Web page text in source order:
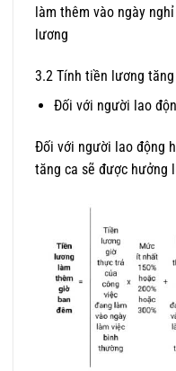
làm thêm vào ngày
lương
3.2 Tính tiền lương
Đối với người lao
Đối với người lao động
tăng ca sẽ được hưởng